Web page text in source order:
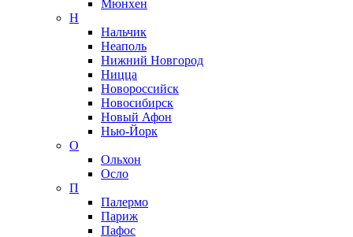
Мюнхен
Н
Нальчик
Неаполь
Нижний Новгород
Ницца
Новороссийск
Новосибирск
Новый Афон
Нью-Йорк
О
Ольхон
Осло
П
Палермо
Париж
Пафос